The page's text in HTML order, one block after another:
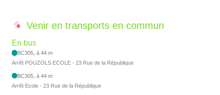
Venir en transports en commun
En bus
BC305, à 44 m
Arrêt POUZOLS ECOLE - 23 Rue de la République
BC305, à 44 m
Arrêt Ecole - 23 Rue de la République